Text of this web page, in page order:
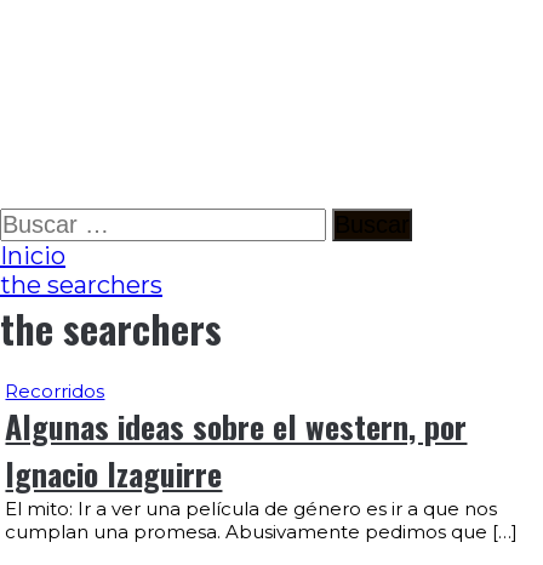
Ir
al
contenido
Buscar:
Inicio
the searchers
the searchers
Recorridos
Algunas ideas sobre el western, por
Ignacio Izaguirre
El mito: Ir a ver una película de género es ir a que nos
cumplan una promesa. Abusivamente pedimos que […]